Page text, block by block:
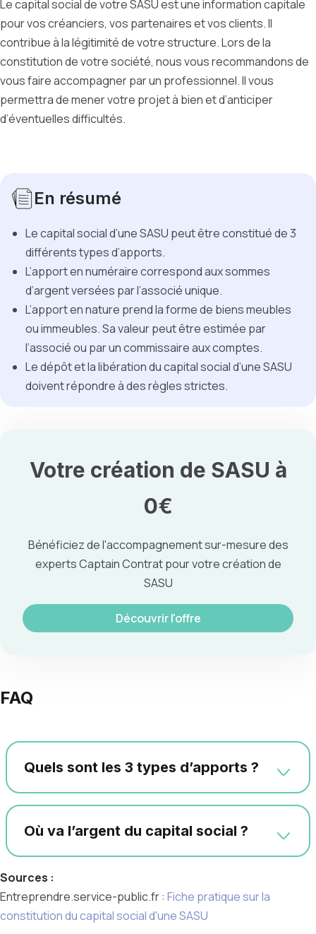
Le capital social de votre SASU est une information capitale
pour vos créanciers, vos partenaires et vos clients. Il
contribue à la légitimité de votre structure. Lors de la
constitution de votre société, nous vous recommandons de
vous faire accompagner par un professionnel. Il vous
permettra de mener votre projet à bien et d’anticiper
d’éventuelles difficultés.
En résumé
Le capital social d’une SASU peut être constitué de 3
différents types d’apports.
L’apport en numéraire correspond aux sommes
d’argent versées par l’associé unique.
L’apport en nature prend la forme de biens meubles
ou immeubles. Sa valeur peut être estimée par
l’associé ou par un commissaire aux comptes.
Le dépôt et la libération du capital social d’une SASU
doivent répondre à des règles strictes.
Votre création de SASU à
0€
Bénéficiez de l'accompagnement sur-mesure des
experts Captain Contrat pour votre création de
SASU
Découvrir l'offre
FAQ
Quels sont les 3 types d’apports ?
Où va l’argent du capital social ?
Sources :
Entreprendre.service-public.fr : Fiche pratique sur la
constitution du capital social d'une SASU